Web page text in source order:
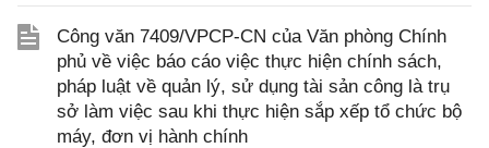
Công văn 7409/VPCP-CN của Văn phòng Chính
phủ về việc báo cáo việc thực hiện chính sách,
pháp luật về quản lý, sử dụng tài sản công là trụ
sở làm việc sau khi thực hiện sắp xếp tổ chức bộ
máy, đơn vị hành chính